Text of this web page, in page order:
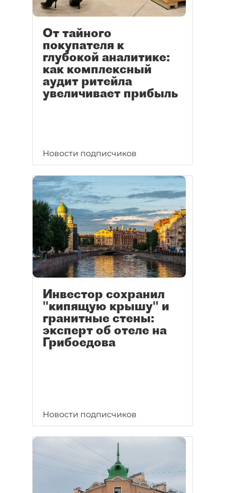
От тайного
покупателя к
глубокой аналитике:
как комплексный
аудит ритейла
увеличивает прибыль
Новости подписчиков
Инвестор сохранил
"кипящую крышу" и
гранитные стены:
эксперт об отеле на
Грибоедова
Новости подписчиков